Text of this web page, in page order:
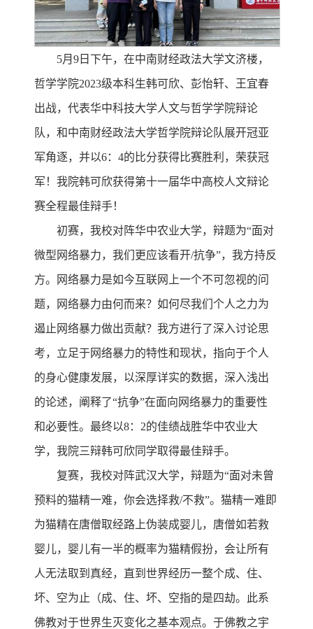
5月9日下午，在中南财经政法大学文济楼，
哲学学院2023级本科生韩可欣、彭怡轩、王宜春
出战，代表华中科技大学人文与哲学学院辩论
队，和中南财经政法大学哲学院辩论队展开冠亚
军角逐，并以6：4的比分获得比赛胜利，荣获冠
军！我院韩可欣获得第十一届华中高校人文辩论
赛全程最佳辩手！
初赛，我校对阵华中农业大学，辩题为“面对
微型网络暴力，我们更应该看开/抗争”，我方持反
方。网络暴力是如今互联网上一个不可忽视的问
题，网络暴力由何而来？如何尽我们个人之力为
遏止网络暴力做出贡献？我方进行了深入讨论思
考，立足于网络暴力的特性和现状，指向于个人
的身心健康发展，以深厚详实的数据，深入浅出
的论述，阐释了“抗争”在面向网络暴力的重要性
和必要性。最终以8：2的佳绩战胜华中农业大
学，我院三辩韩可欣同学取得最佳辩手。
复赛，我校对阵武汉大学，辩题为“面对未曾
预料的猫精一难，你会选择救/不救”。猫精一难即
为猫精在唐僧取经路上伪装成婴儿，唐僧如若救
婴儿，婴儿有一半的概率为猫精假扮，会让所有
人无法取到真经，直到世界经历一整个成、住、
坏、空为止（成、住、坏、空指的是四劫。此系
佛教对于世界生灭变化之基本观点。于佛教之宇